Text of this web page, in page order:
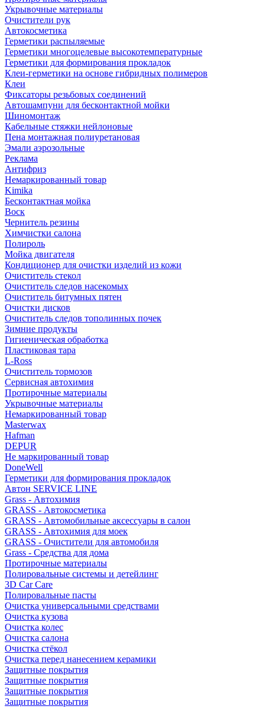
Укрывочные материалы
Очистители рук
Автокосметика
Герметики распыляемые
Герметики многоцелевые высокотемпературные
Герметики для формирования прокладок
Клеи-герметики на основе гибридных полимеров
Клеи
Фиксаторы резьбовых соединений
Автошампуни для бесконтактной мойки
Шиномонтаж
Кабельные стяжки нейлоновые
Пена монтажная полиуретановая
Эмали аэрозольные
Реклама
Антифриз
Немаркированный товар
Kimika
Бесконтактная мойка
Воск
Чернитель резины
Химчистки салона
Полироль
Мойка двигателя
Кондиционер для очистки изделий из кожи
Очиститель стекол
Очиститель следов насекомых
Очиститель битумных пятен
Очистки дисков
Очиститель следов тополинных почек
Зимние продукты
Гигиеническая обработка
Пластиковая тара
L-Ross
Очиститель тормозов
Сервисная автохимия
Протирочные материалы
Укрывочные материалы
Немаркированный товар
Masterwax
Hafman
DEPUR
Не маркированный товар
DoneWell
Герметики для формирования прокладок
Автон SERVICE LINE
Grass - Автохимия
GRASS - Автокосметика
GRASS - Автомобильные аксессуары в салон
GRASS - Автохимия для моек
GRASS - Очистители для автомобиля
Grass - Средства для дома
Протирочные материалы
Полировальные системы и детейлинг
3D Car Care
Полировальные пасты
Очистка универсальными средствами
Очистка кузова
Очистка колес
Очистка салона
Очистка стёкол
Очистка перед нанесением керамики
Защитные покрытия
Защитные покрытия
Защитные покрытия
Защитные покрытия